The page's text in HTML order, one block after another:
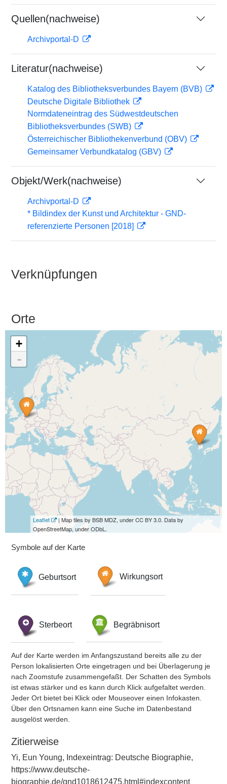
Quellen(nachweise)
Archivportal-D
Literatur(nachweise)
Katalog des Bibliotheksverbundes Bayern (BVB)
Deutsche Digitale Bibliothek
Normdateneintrag des Südwestdeutschen
Bibliotheksverbundes (SWB)
Österreichischer Bibliothekenverbund (OBV)
Gemeinsamer Verbundkatalog (GBV)
Objekt/Werk(nachweise)
Archivportal-D
* Bildindex der Kunst und Architektur - GND-
referenzierte Personen [2018]
Verknüpfungen
Orte
+
-
Leaflet
| Map tiles by BSB MDZ, under CC BY 3.0. Data by
OpenStreetMap, under ODbL.
Symbole auf der Karte
Geburtsort Wirkungsort
Sterbeort Begräbnisort
Auf der Karte werden im Anfangszustand bereits alle zu der
Person lokalisierten Orte eingetragen und bei Überlagerung je
nach Zoomstufe zusammengefaßt. Der Schatten des Symbols
ist etwas stärker und es kann durch Klick aufgefaltet werden.
Jeder Ort bietet bei Klick oder Mouseover einen Infokasten.
Über den Ortsnamen kann eine Suche im Datenbestand
ausgelöst werden.
Zitierweise
Yi, Eun Young, Indexeintrag: Deutsche Biographie,
https://www.deutsche-
biographie.de/gnd1018612475.html#indexcontent